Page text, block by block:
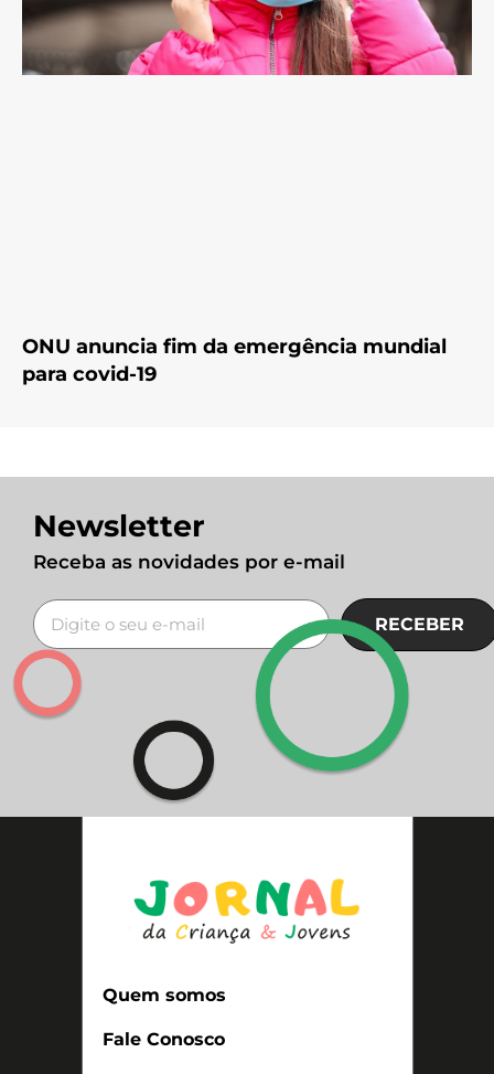
ONU anuncia fim da emergência mundial
para covid-19
Newsletter
Receba as novidades por e-mail
RECEBER
Quem somos
Fale Conosco